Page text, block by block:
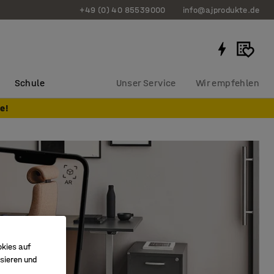
+49 (0) 40 85539000 info@ajprodukte.de
Schule Unser Service Wir empfehlen
auf
und